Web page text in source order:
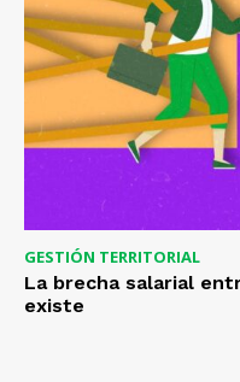
GESTIÓN TERRITORIAL
La brecha salarial
existe